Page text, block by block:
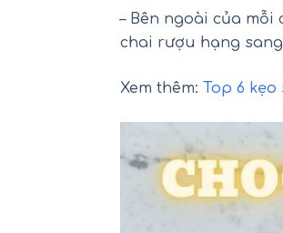
– Bên ngoài của
chai rượu hạng
Xem thêm: Top 6